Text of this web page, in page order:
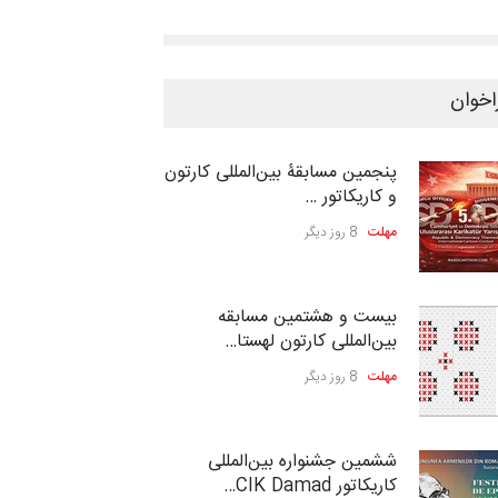
پنجمین مسابقۀ بین‌المللی کارتون
و کاریکاتور …
مهلت 8 روز دیگر
بیست و هشتمین مسابقه
بین‌المللی کارتون لهستا…
مهلت 8 روز دیگر
ششمین جشنواره بین‌المللی
کاریکاتور CIK Damad…